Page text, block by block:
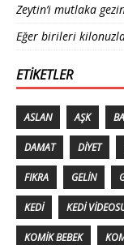
Zeytin’i mutlaka
Eğer birileri
ETIKETLER
ASLAN AŞK
DAMAT DIYET
FIKRA GELIN
KEDI KEDI
KOMIK BEBEK